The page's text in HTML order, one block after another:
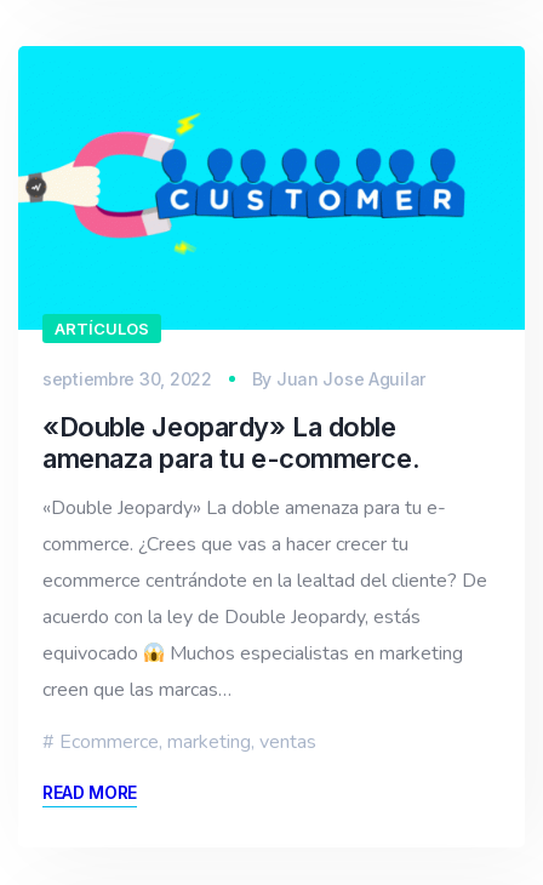
ARTÍCULOS
septiembre 30, 2022 By Juan Jose Aguilar
«Double Jeopardy» La doble
amenaza para tu e-commerce.
«Double Jeopardy» La doble amenaza para tu e-
commerce. ¿Crees que vas a hacer crecer tu
ecommerce centrándote en la lealtad del cliente? De
acuerdo con la ley de Double Jeopardy, estás
equivocado
Muchos especialistas en marketing
creen que las marcas…
Ecommerce, marketing, ventas
READ MORE